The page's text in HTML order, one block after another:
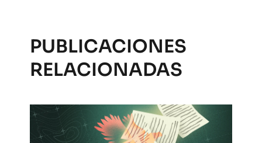
PUBLICACIONES
RELACIONADAS